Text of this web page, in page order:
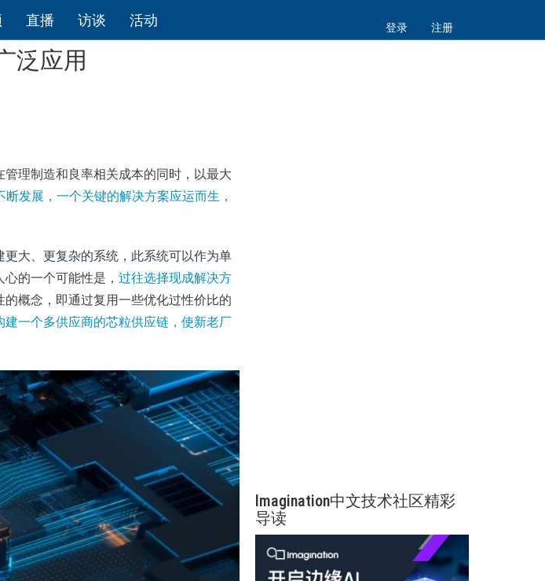
直播 访谈 活动 登录 注册
泛应用
理制造和良率相关成本的同时，以最大
发展，一个关键的解决方案应运而生，
大、更复杂的系统，此系统可以作为单
的一个可能性是， 过往选择现成解决方
概念，即通过复用一些优化过性价比的
一个多供应商的芯粒供应链，使新老厂
Imagination中文技术社区精彩
导读